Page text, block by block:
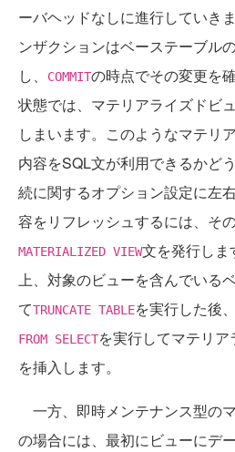
ーバヘッドなしに進行していき
ンザクションはベーステーブル
し、
COMMITの時点でその変更を
状態では、マテリアライズドビ
しまいます。このようなマテリ
内容をSQL文が利用できるかど
続に関するオプション設定に左
容をリフレッシュするには、そ
MATERIALIZED VIEW文を発行しま
上、対象のビューを含んでいる
てTRUNCATE TABLEを実行した後
FROM SELECTを実行してマテリ
を挿入します。
一方、即時メンテナンス型の
の場合には、最初にビューにデ